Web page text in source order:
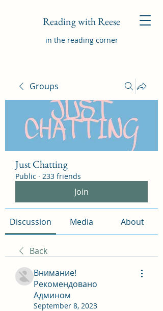
Reading with Reese
in the reading corner
Groups
Just Chatting
Public · 233 friends
Join
Discussion Media About
Back
Внимание!
Рекомендовано
Админом
September 8, 2023